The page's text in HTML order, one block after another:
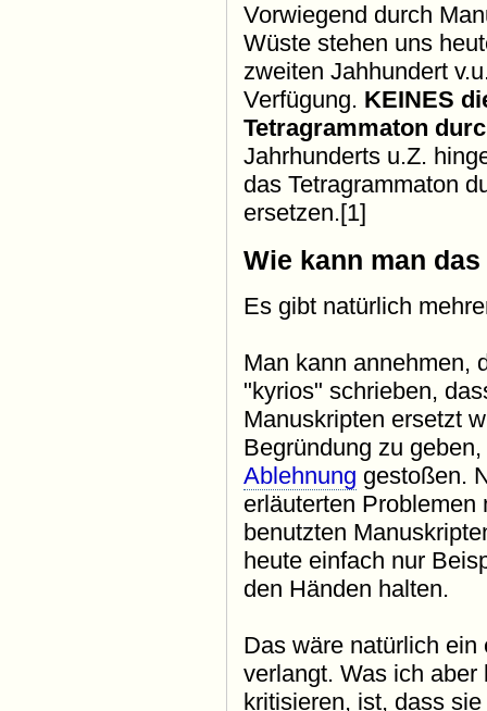
Vorwiegend durch
Wüste stehen uns
zweiten Jahhundert
Verfügung. KEINES
Tetragrammaton
Jahrhunderts u.Z.
das Tetragrammaton
ersetzen.[1]
Wie kann man
Es gibt natürlich
Man kann annehmen,
"kyrios" schrieben,
Manuskripten ersetzt
Begründung zu
Ablehnung gestoßen.
erläuterten
benutzten
heute einfach nur
den Händen halten.
Das wäre natürlich
verlangt. Was ich
kritisieren, ist, dass